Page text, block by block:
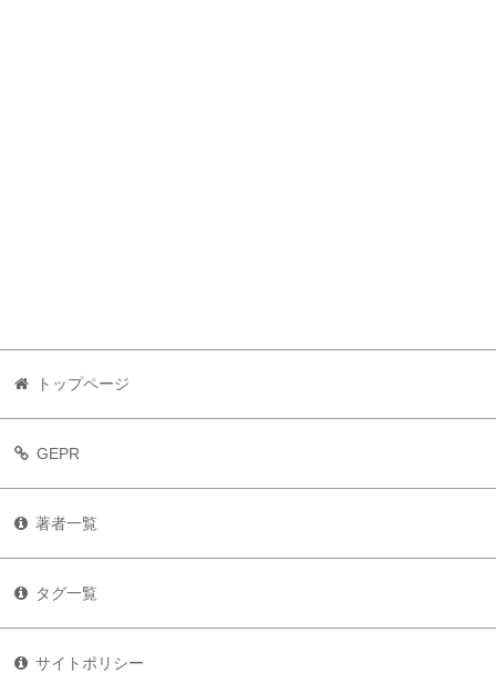
トップページ
GEPR
著者一覧
タグ一覧
サイトポリシー